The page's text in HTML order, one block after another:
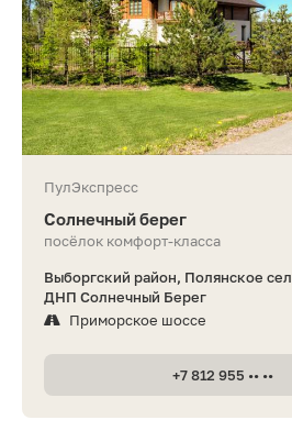
ПулЭкспресс
Солнечный берег
посёлок комфорт-класса
Выборгский район, Полянское
ДНП Солнечный Берег
Приморское шоссе
+7 812 955 •• ••